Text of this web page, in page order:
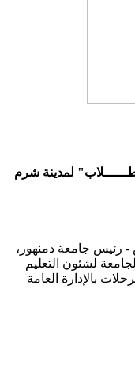
لمدينة شرم
- رئيس جامعة دمنهور،
لشئون التعليم
بالإدارة العامة